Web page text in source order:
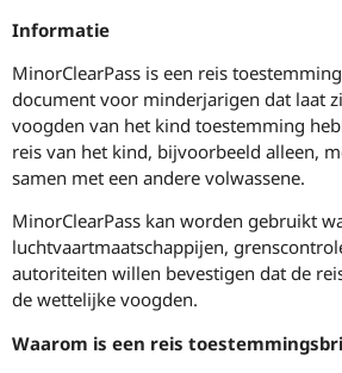
Informatie
MinorClearPass is een reis
document voor minderjarigen dat laat
voogden van het kind toestemming
reis van het kind, bijvoorbeeld alleen,
samen met een andere volwassene.
MinorClearPass kan worden gebruikt
luchtvaartmaatschappijen,
autoriteiten willen bevestigen dat de
de wettelijke voogden.
Waarom is een reis